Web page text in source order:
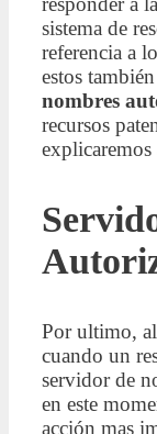
sistema de
referencia a
estos
nombres
recursos
Por ultimo,
cuando un
servidor de
en este
acción mas